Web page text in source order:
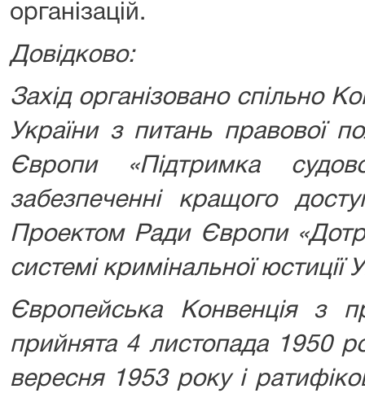
організацій.
Довідково:
Захід організовано спільно
України з питань правової
Європи «Підтримка
забезпеченні кращого
Проектом Ради Європи
системі кримінальної юстиції
Європейська Конвенція з
прийнята 4 листопада 1950
вересня 1953 року і